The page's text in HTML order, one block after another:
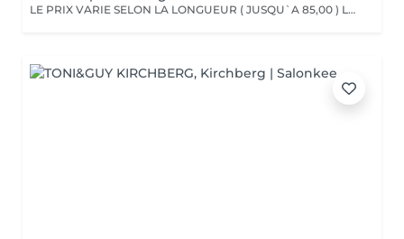
LE PRIX VARIE SELON LA LONGUEUR ( JUSQU`A 85,00 ) Les remises sont valables uniquement mardi-mercredi-jeudi sur les prestations couleur, toner et balayage (-10%)